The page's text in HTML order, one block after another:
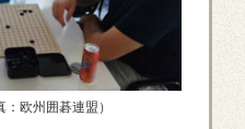
欧州囲碁連盟）